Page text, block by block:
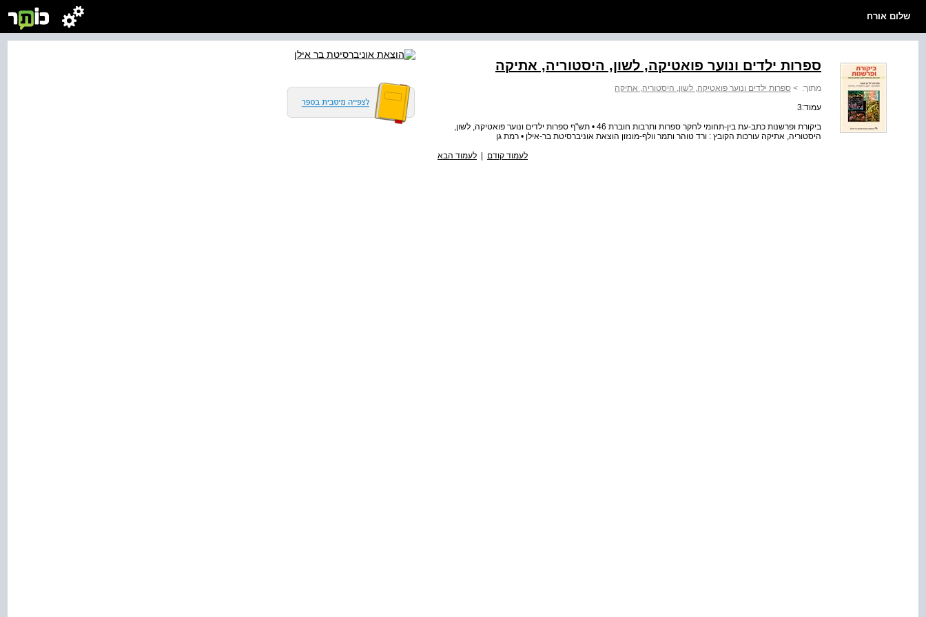
שלום אורח
ספרות ילדים ונוער פואטיקה, לשון, היסטוריה, אתיקה
מתוך: > ספרות ילדים ונוער פואטיקה, לשון, היסטוריה, אתיקה
עמוד:3
ביקורת ופרשנות כתב-עת בין-תחומי לחקר ספרות ותרבות חוברת 46 • תש"ף ספרות ילדים ונוער פואטיקה, לשון,
היסטוריה, אתיקה עורכות הקובץ : ורד טוהר ותמר וולף-מונזון הוצאת אוניברסיטת בר-אילן • רמת גן
לעמוד קודם | לעמוד הבא